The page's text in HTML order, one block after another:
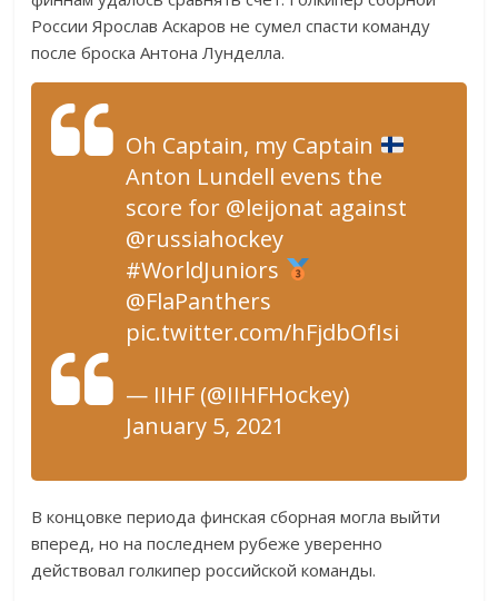
России Ярослав Аскаров не сумел спасти команду
после броска Антона Лунделла.
Oh Captain, my Captain
Anton Lundell evens the
score for @leijonat against
@russiahockey
#WorldJuniors
@FlaPanthers
pic.twitter.com/hFjdbOfIsi
— IIHF (@IIHFHockey)
January 5, 2021
В концовке периода финская сборная могла выйти
вперед, но на последнем рубеже уверенно
действовал голкипер российской команды.